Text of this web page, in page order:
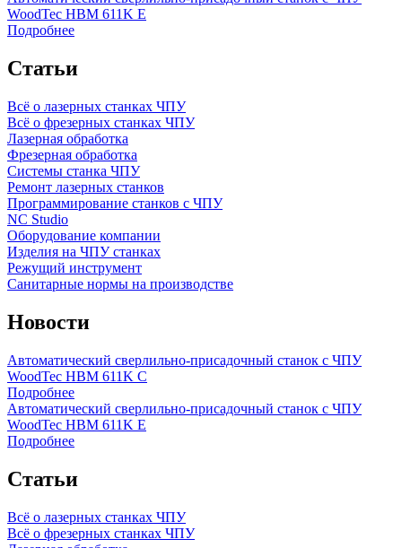
WoodTec HBM 611K E
Подробнее
Статьи
Всё о лазерных станках ЧПУ
Всё о фрезерных станках ЧПУ
Лазерная обработка
Фрезерная обработка
Системы станка ЧПУ
Ремонт лазерных станков
Программирование станков с ЧПУ
NC Studio
Оборудование компании
Изделия на ЧПУ станках
Режущий инструмент
Санитарные нормы на производстве
Новости
Автоматический сверлильно-присадочный станок с ЧПУ
WoodTec HBM 611K C
Подробнее
Автоматический сверлильно-присадочный станок с ЧПУ
WoodTec HBM 611K E
Подробнее
Статьи
Всё о лазерных станках ЧПУ
Всё о фрезерных станках ЧПУ